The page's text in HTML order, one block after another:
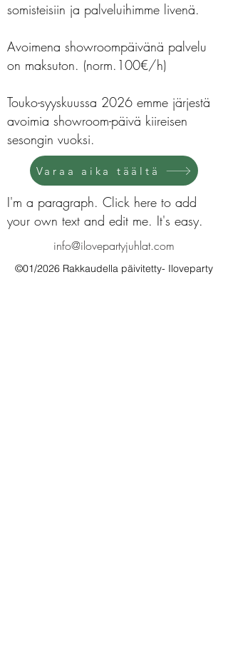
somisteisiin ja palveluihimme livenä.
Avoimena showroompäivänä palvelu
on maksuton. (norm.100€/h)
Touko-syyskuussa 2026 emme järjestä
avoimia showroom-päivä kiireisen
sesongin vuoksi.
Varaa aika täältä
I'm a paragraph. Click here to add
your own text and edit me. It's easy.
info@ilovepartyjuhlat.com
©01/2026 Rakkaudella päivitetty- Iloveparty